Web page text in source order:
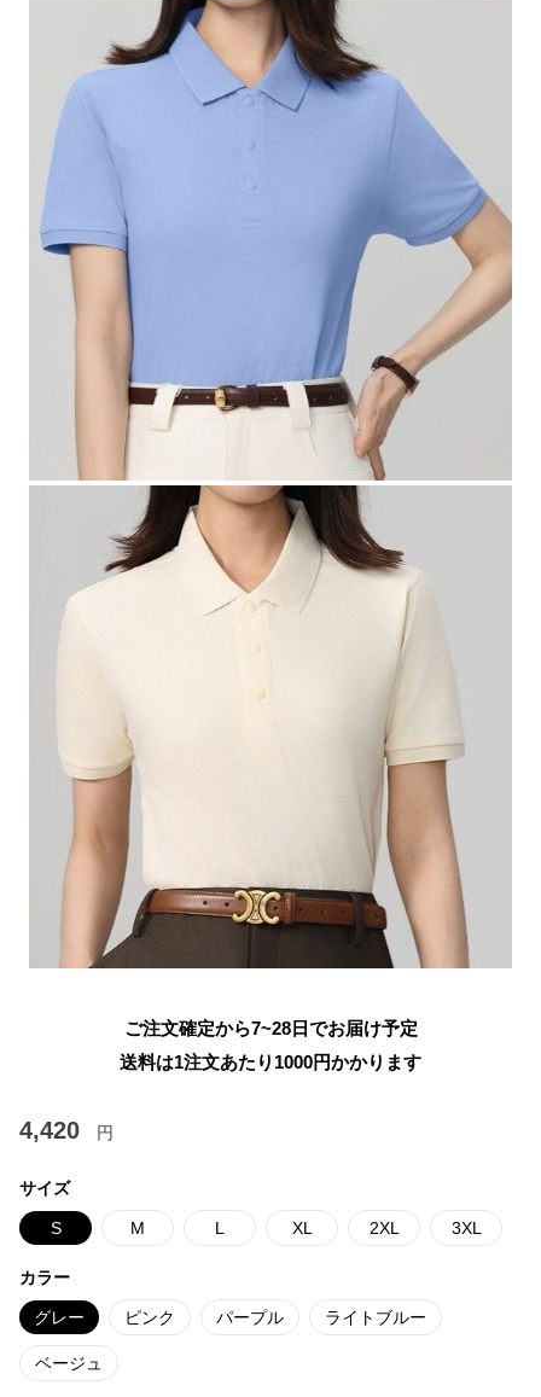
ご注文確定から7~28日でお届け予定
送料は1注文あたり 1000円かかります
4,420 円
サイズ
S M L XL 2XL 3XL
カラー
グレー ピンク パープル ライトブルー
ベージュ